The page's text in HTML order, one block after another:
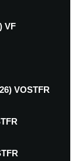
VF
VOSTFR